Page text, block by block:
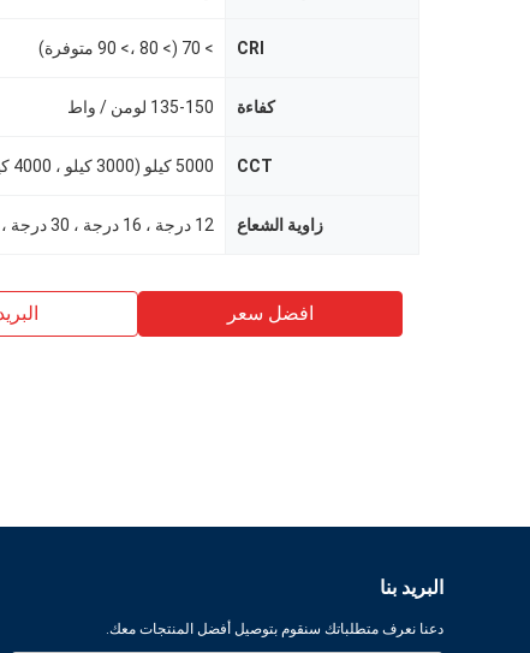
CRI > 70 (> 80 ،> 90 متوفرة)
كفاءة 135-150 لومن / واط
CCT
زاوية الشعاع
افضل سعر
البريد بنا
دعنا نعرف متطلباتك سنقوم بتوصيل أفضل المنتجات معك.